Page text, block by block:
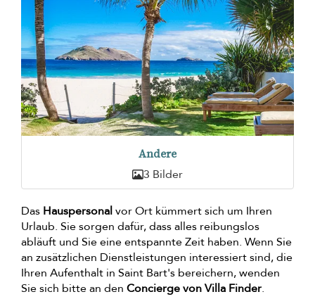
Andere
3 Bilder
Das Hauspersonalvor Ort kümmert sich um Ihren
Urlaub. Sie sorgen dafür, dass alles reibungslos
abläuft und Sie eine entspannte Zeit haben. Wenn Sie
an zusätzlichen Dienstleistungen interessiert sind, die
Ihren Aufenthalt in Saint Bart's bereichern, wenden
Sie sich bitte an den Concierge von Villa Finder.